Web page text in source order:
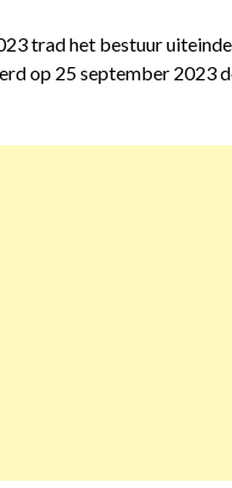
trad het bestuur
op 25 september 2023